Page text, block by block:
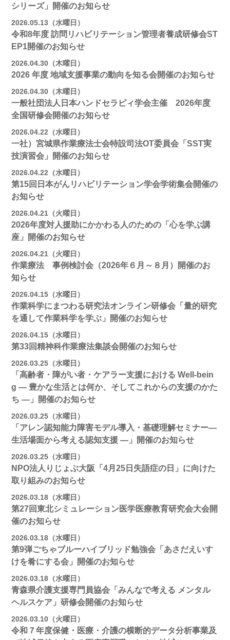
シリーズ」開催のお知らせ
2026.05.13（水曜日）
令和8年度 訪問リハビリテーション管理者養成研修会ST
EP1開催のお知らせ
2026.04.30（木曜日）
2026 年度 地域支援事業の動向を知る会開催のお知らせ
2026.04.30（木曜日）
一般社団法人日本ハンドセラピィ学会主催 2026年度
全国研修会開催のお知らせ
2026.04.22（水曜日）
一社）宮城県作業療法士会特設司法OT委員会「SST実
技演習会」開催のお知らせ
2026.04.22（水曜日）
第15回日本がんリハビリテーション学会学術集会開催の
お知らせ
2026.04.21（火曜日）
2026年度対人援助にかかわる人のための「心を学ぶ講
座」開催のお知らせ
2026.04.21（火曜日）
作業療法 事例検討会（2026年６月～８月）開催のお
知らせ
2026.04.15（水曜日）
作業科学にまつわる研究法オンライン研修会「量的研究
を通して作業科学を学ぶ」開催のお知らせ
2026.04.15（水曜日）
第33回精神科作業療法集談会開催のお知らせ
2026.03.25（水曜日）
「高齢者・障がい者・ケアラー支援における Well-bein
g ― 豊かな生活とは何か、そしてこれからの支援のかた
ち ―」開催のお知らせ
2026.03.25（水曜日）
「アレン認知能力障害モデル導入・基礎理解セミナー―
生活場面から考える認知支援 ―」開催のお知らせ
2026.03.25（水曜日）
NPO法人りじょぶ大阪「4月25日失語症の日」に向けた
取り組みのお知らせ
2026.03.18（水曜日）
第27回東北シミュレーション医学医療教育研究会大会開
催のお知らせ
2026.03.18（水曜日）
第9弾ごちゃブルーハイブリッド勉強会「あさだえいす
けを肴にする会」開催のお知らせ
2026.03.18（水曜日）
青森県介護支援専門員協会「みんなで考える メンタル
ヘルスケア」研修会開催のお知らせ
2026.03.10（火曜日）
令和７年度保健・医療・介護の横断的データ分析事業及